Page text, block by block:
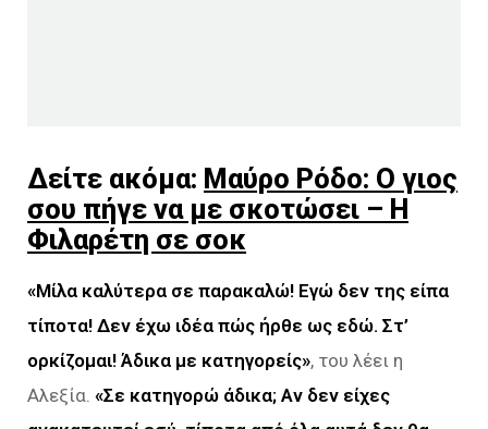
Δείτε ακόμα: Μαύρο Ρόδο: Ο γιος
σου πήγε να με σκοτώσει – Η
Φιλαρέτη σε σοκ
«Μίλα καλύτερα σε παρακαλώ! Εγώ δεν της είπα
τίποτα! Δεν έχω ιδέα πώς ήρθε ως εδώ. Στ’
ορκίζομαι! Άδικα με κατηγορείς», του λέει η
Αλεξία. «Σε κατηγορώ άδικα; Αν δεν είχες